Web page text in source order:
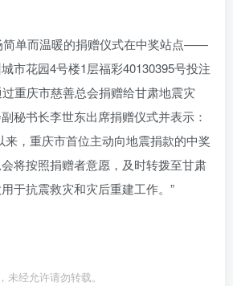
简单而温暖的捐赠仪式在中奖站点——
市花园4号楼1层福彩40130395号投注
重庆市慈善总会捐赠给甘肃地震灾
秘书长李世东出席捐赠仪式并表示：
来，重庆市首位主动向地震捐款的中奖
将按照捐赠者意愿，及时转拨至甘肃
于抗震救灾和灾后重建工作。”
经允许请勿转载。